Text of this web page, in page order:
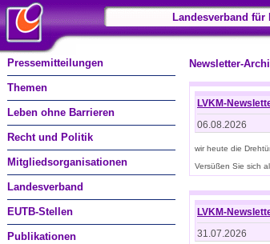
Landesverband für
Pressemitteilungen
Themen
Leben ohne Barrieren
Recht und Politik
Mitgliedsorganisationen
Landesverband
EUTB-Stellen
Publikationen
Newsletter-
LVKM-
06.08.2026
wir heute die
Versüßen Sie sich
LVKM-
31.07.2026